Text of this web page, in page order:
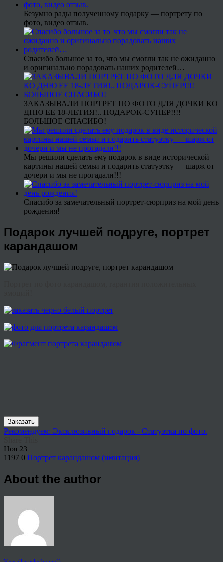
Безумно рады полученному подарку — портрету по
фото, видео отзыв.
Спасибо большое за то, что мы смогли так не ожиданно
и оригинально порадовать наших родителей…
ЗАКАЗЫВАЛИ ПОРТРЕТ ПО ФОТО ДЛЯ ДОЧКИ КО
ДНЮ ЕЕ 18-ЛЕТИЯ!.. ПОДАРОК-СУПЕР!!!!
БОЛЬШОЕ СПАСИБО!
Мы решили сделать ему подарок в виде исторической
картины нашей семьи и подарить статуэтку — шарж от
дочери и мы не прогадали!!!
Спасибо за замечательный портрет-сюрприз на мой день
рождения!
Подарок лучшей подруге, портрет
карандашом
Заказать
Рекомендуем: Эксклюзивный подарок - Статуэтка по фото.
Ноя 23
1197 0 Портрет карандашом (имитация)
About the author